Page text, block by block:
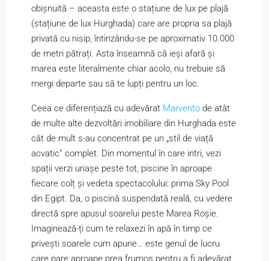
obișnuită – aceasta este o stațiune de lux pe plajă
(stațiune de lux Hurghada) care are propria sa plajă
privată cu nisip, întinzându-se pe aproximativ 10.000
de metri pătrați. Asta înseamnă că ieși afară și
marea este literalmente chiar acolo, nu trebuie să
mergi departe sau să te lupți pentru un loc.
Ceea ce diferențiază cu adevărat Marvento de atât
de multe alte dezvoltări imobiliare din Hurghada este
cât de mult s-au concentrat pe un „stil de viață
acvatic” complet. Din momentul în care intri, vezi
spații verzi uriașe peste tot, piscine în aproape
fiecare colț și vedeta spectacolului: prima Sky Pool
din Egipt. Da, o piscină suspendată reală, cu vedere
directă spre apusul soarelui peste Marea Roșie.
Imaginează-ți cum te relaxezi în apă în timp ce
privești soarele cum apune… este genul de lucru